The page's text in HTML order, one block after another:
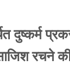
दुष्कर्म
रचने